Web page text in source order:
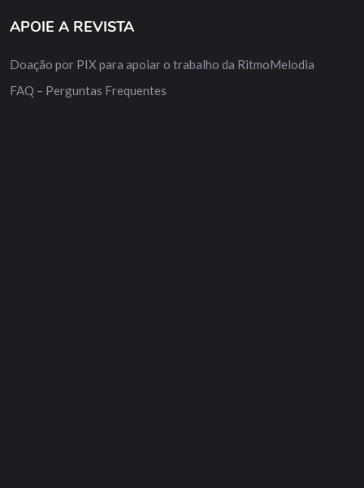
APOIE A REVISTA
Doação por PIX para apoiar o trabalho da RitmoMelodia
FAQ – Perguntas Frequentes